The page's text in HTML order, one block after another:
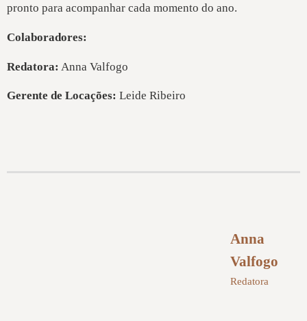
pronto para acompanhar cada momento do ano.
Colaboradores:
Redatora: Anna Valfogo
Gerente de Locações: Leide Ribeiro
Anna
Valfogo
Redatora